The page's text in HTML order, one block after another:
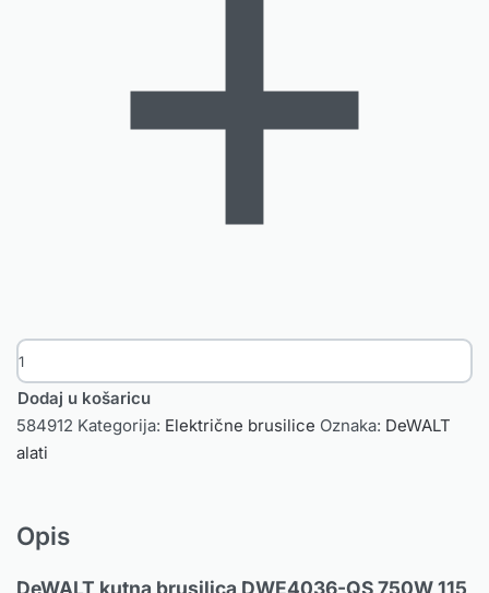
Dodaj u košaricu
584912 Kategorija: Električne brusilice Oznaka: DeWALT
alati
Opis
DeWALT kutna brusilica DWE4036-QS 750W 115